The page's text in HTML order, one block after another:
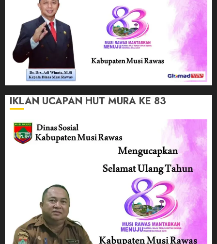
IKLAN UCAPAN HUT MURA KE 83